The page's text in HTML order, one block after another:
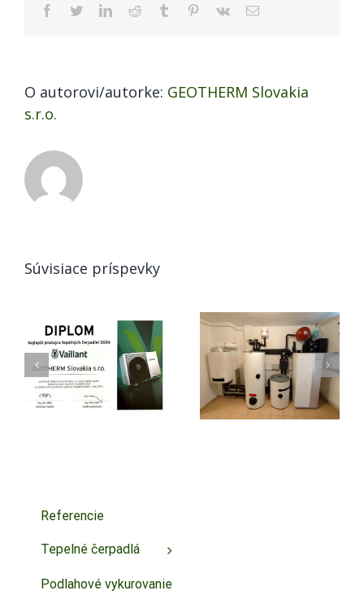
Facebook
TwitterLinkedInReddit Tumblr Pinterest
Vk Email
O autorovi/autorke: GEOTHERM Slovakia
s.r.o.
Súvisiace príspevky
Tepelné
čerpadlo voda-
voda, ukážka
rekonštrukcie
Vykurovanie v
EÚ: Éra
lacného plynu
končí
Referencie
Tepelné čerpadlá
Podlahové vykurovanie